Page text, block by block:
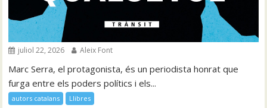
juliol 22, 2026 Aleix Font
Marc Serra, el protagonista, és un periodista honrat que
furga entre els poders polítics i els...
autors catalans Llibres